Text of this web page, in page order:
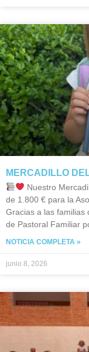
MERCADILLO
Nuestro
de 1.800 € para la
Gracias a las familias
de Pastoral Familiar
NOTICIA COMPLETA »
junio 8, 2026